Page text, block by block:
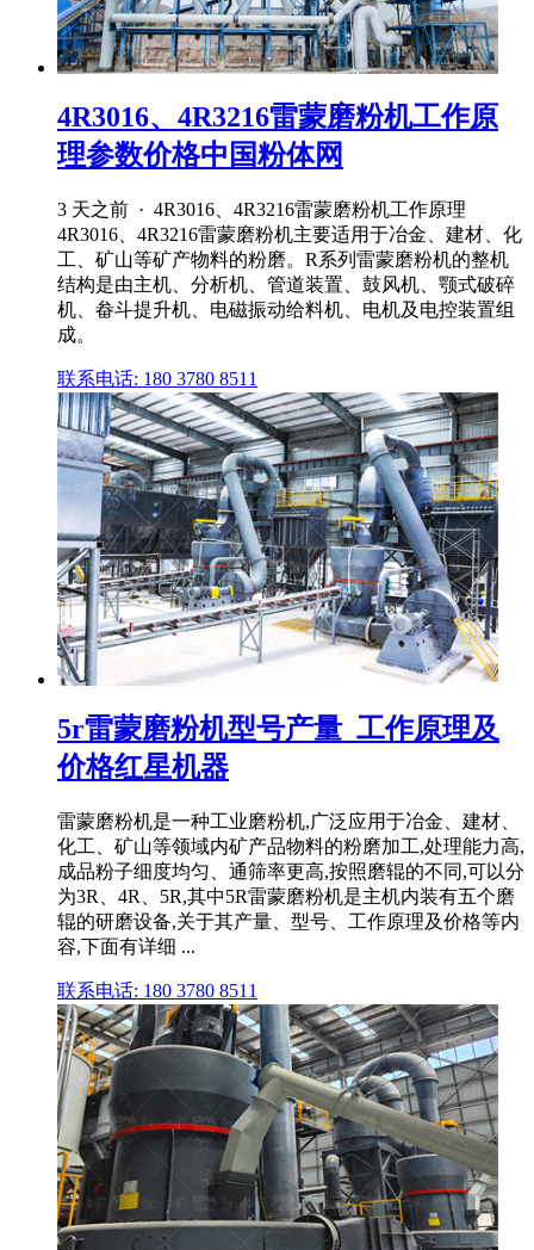
4R3016、4R3216雷蒙磨粉机工作原
理参数价格中国粉体网
3 天之前 · 4R3016、4R3216雷蒙磨粉机工作原理
4R3016、4R3216雷蒙磨粉机主要适用于冶金、建材、化
工、矿山等矿产物料的粉磨。R系列雷蒙磨粉机的整机
结构是由主机、分析机、管道装置、鼓风机、颚式破碎
机、畚斗提升机、电磁振动给料机、电机及电控装置组
成。
联系电话: 180 3780 8511
5r雷蒙磨粉机型号产量_工作原理及
价格红星机器
雷蒙磨粉机是一种工业磨粉机,广泛应用于冶金、建材、
化工、矿山等领域内矿产品物料的粉磨加工,处理能力高,
成品粉子细度均匀、通筛率更高,按照磨辊的不同,可以分
为3R、4R、5R,其中5R雷蒙磨粉机是主机内装有五个磨
辊的研磨设备,关于其产量、型号、工作原理及价格等内
容,下面有详细 ...
联系电话: 180 3780 8511